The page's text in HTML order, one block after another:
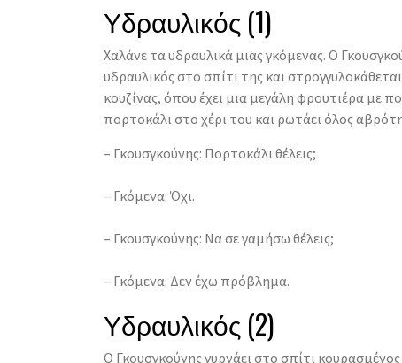
Υδραυλικός (1)
Χαλάνε τα υδραυλικά μιας γκόμενας. Ο
υδραυλικός στο σπίτι της και
κουζίνας, όπου έχει μια μεγάλη φρουτιέρα με
πορτοκάλι στο χέρι του και ρωτάει όλος
– Γκουσγκούνης: Πορτοκάλι θέλεις;
– Γκόμενα: Όχι.
– Γκουσγκούνης: Να σε γαμήσω θέλεις;
– Γκόμενα: Δεν έχω πρόβλημα.
Υδραυλικός (2)
Ο Γκουσγκούνης γυρνάει στο σπίτι